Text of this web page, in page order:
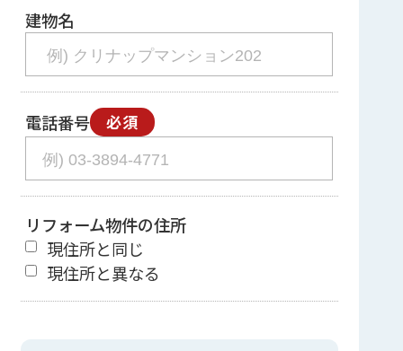
建物名
電話番号 必須
リフォーム物件の住所
現住所と同じ
現住所と異なる